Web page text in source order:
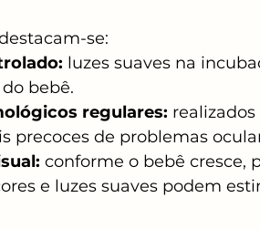
se:
luzes suaves na
bebê.
regulares:
precoces de problemas
conforme o bebê cresce,
e luzes suaves podem